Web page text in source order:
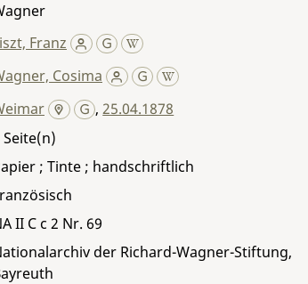
Franz
Cosima
,25.04.1878
; Tinte ; handschriftlich
II C c 2 Nr. 69
der Richard-Wagner-Stiftung,